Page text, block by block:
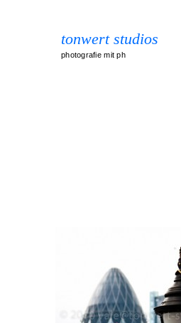
tonwert studios
photografie mit ph